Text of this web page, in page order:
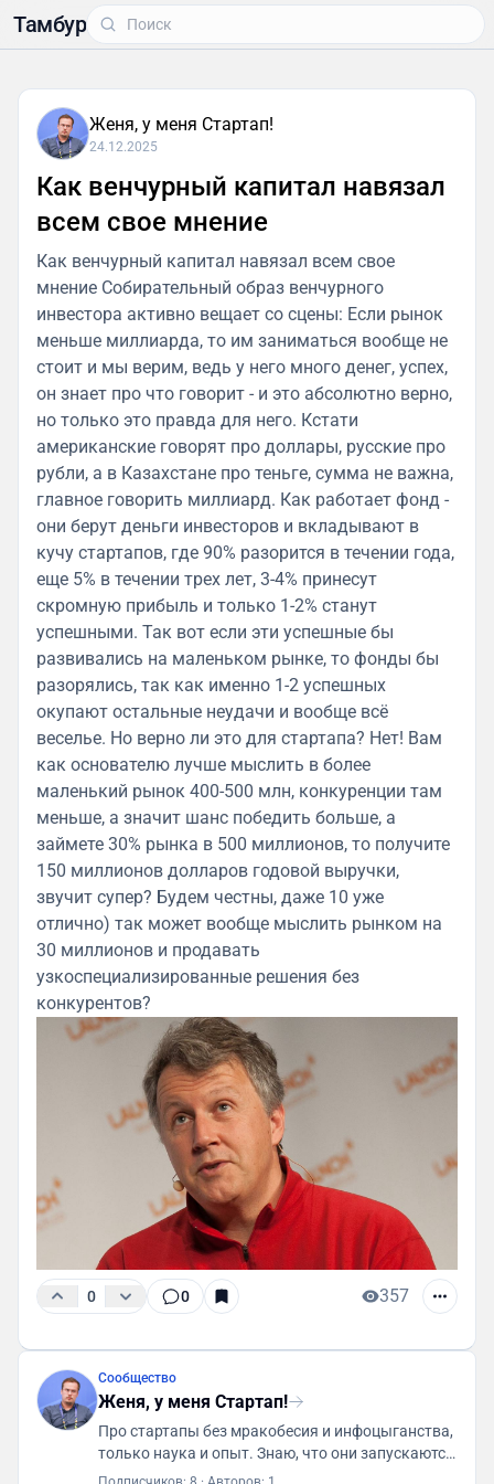
Тамбур
Женя, у меня Стартап!
24.12.2025
Как венчурный капитал навязал
всем свое мнение
Как венчурный капитал навязал всем свое
мнение Собирательный образ венчурного
инвестора активно вещает со сцены: Если рынок
меньше миллиарда, то им заниматься вообще не
стоит и мы верим, ведь у него много денег, успех,
он знает про что говорит - и это абсолютно верно,
но только это правда для него. Кстати
американские говорят про доллары, русские про
рубли, а в Казахстане про теньге, сумма не важна,
главное говорить миллиард. Как работает фонд -
они берут деньги инвесторов и вкладывают в
кучу стартапов, где 90% разорится в течении года,
еще 5% в течении трех лет, 3-4% принесут
скромную прибыль и только 1-2% станут
успешными. Так вот если эти успешные бы
развивались на маленьком рынке, то фонды бы
разорялись, так как именно 1-2 успешных
окупают остальные неудачи и вообще всё
веселье. Но верно ли это для стартапа? Нет! Вам
как основателю лучше мыслить в более
маленький рынок 400-500 млн, конкуренции там
меньше, а значит шанс победить больше, а
займете 30% рынка в 500 миллионов, то получите
150 миллионов долларов годовой выручки,
звучит супер? Будем честны, даже 10 уже
отлично) так может вообще мыслить рынком на
30 миллионов и продавать
узкоспециализированные решения без
конкурентов?
0 0 357
Сообщество
Женя, у меня Стартап!
Про стартапы без мракобесия и инфоцыганства,
только наука и опыт. Знаю, что они запускаются
долго, сложно и почти все умирают. Автор -